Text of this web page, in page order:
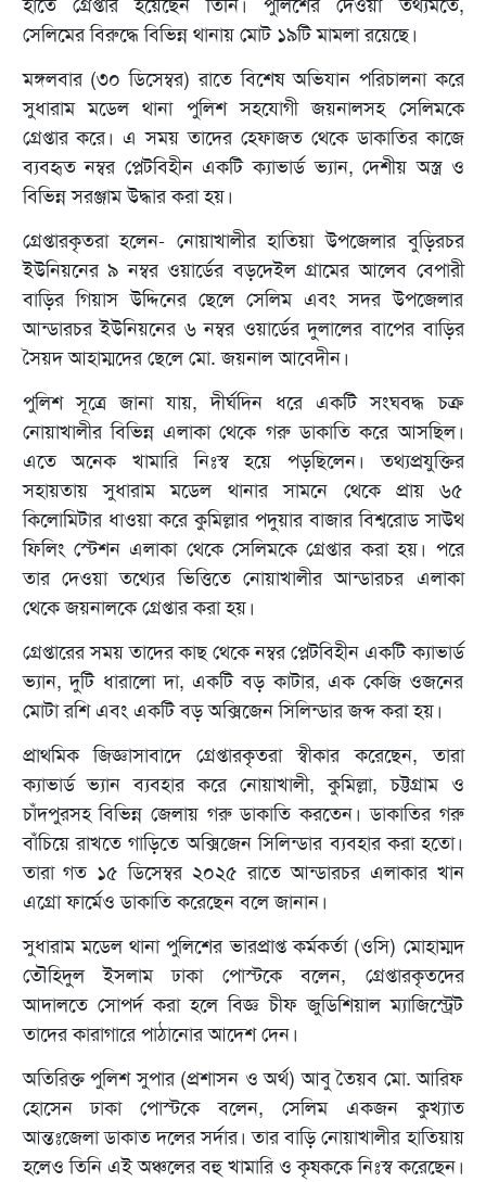
হাতে গ্রেপ্তার হয়েছেন তিনি। পুলিশের দেওয়া তথ্যমতে,
সেলিমের বিরুদ্ধে বিভিন্ন থানায় মোট ১৯টি মামলা রয়েছে।
মঙ্গলবার (৩০ ডিসেম্বর) রাতে বিশেষ অভিযান পরিচালনা করে
সুধারাম মডেল থানা পুলিশ সহযোগী জয়নালসহ সেলিমকে
গ্রেপ্তার করে। এ সময় তাদের হেফাজত থেকে ডাকাতির কাজে
ব্যবহৃত নম্বর প্লেটবিহীন একটি ক্যাভার্ড ভ্যান, দেশীয় অস্ত্র ও
বিভিন্ন সরঞ্জাম উদ্ধার করা হয়।
গ্রেপ্তারকৃতরা হলেন- নোয়াখালীর হাতিয়া উপজেলার বুড়িরচর
ইউনিয়নের ৯ নম্বর ওয়ার্ডের বড়দেইল গ্রামের আলেব বেপারী
বাড়ির গিয়াস উদ্দিনের ছেলে সেলিম এবং সদর উপজেলার
আন্ডারচর ইউনিয়নের ৬ নম্বর ওয়ার্ডের দুলালের বাপের বাড়ির
সৈয়দ আহাম্মদের ছেলে মো. জয়নাল আবেদীন।
পুলিশ সূত্রে জানা যায়, দীর্ঘদিন ধরে একটি সংঘবদ্ধ চক্র
নোয়াখালীর বিভিন্ন এলাকা থেকে গরু ডাকাতি করে আসছিল।
এতে অনেক খামারি নিঃস্ব হয়ে পড়ছিলেন। তথ্যপ্রযুক্তির
সহায়তায় সুধারাম মডেল থানার সামনে থেকে প্রায় ৬৫
কিলোমিটার ধাওয়া করে কুমিল্লার পদুয়ার বাজার বিশ্বরোড সাউথ
ফিলিং স্টেশন এলাকা থেকে সেলিমকে গ্রেপ্তার করা হয়। পরে
তার দেওয়া তথ্যের ভিত্তিতে নোয়াখালীর আন্ডারচর এলাকা
থেকে জয়নালকে গ্রেপ্তার করা হয়।
গ্রেপ্তারের সময় তাদের কাছ থেকে নম্বর প্লেটবিহীন একটি ক্যাভার্ড
ভ্যান, দুটি ধারালো দা, একটি বড় কাটার, এক কেজি ওজনের
মোটা রশি এবং একটি বড় অক্সিজেন সিলিন্ডার জব্দ করা হয়।
প্রাথমিক জিজ্ঞাসাবাদে গ্রেপ্তারকৃতরা স্বীকার করেছেন, তারা
ক্যাভার্ড ভ্যান ব্যবহার করে নোয়াখালী, কুমিল্লা, চট্টগ্রাম ও
চাঁদপুরসহ বিভিন্ন জেলায় গরু ডাকাতি করতেন। ডাকাতির গরু
বাঁচিয়ে রাখতে গাড়িতে অক্সিজেন সিলিন্ডার ব্যবহার করা হতো।
তারা গত ১৫ ডিসেম্বর ২০২৫ রাতে আন্ডারচর এলাকার খান
এগ্রো ফার্মেও ডাকাতি করেছেন বলে জানান।
সুধারাম মডেল থানা পুলিশের ভারপ্রাপ্ত কর্মকর্তা (ওসি) মোহাম্মদ
তৌহিদুল ইসলাম ঢাকা পোস্টকে বলেন, গ্রেপ্তারকৃতদের
আদালতে সোপর্দ করা হলে বিজ্ঞ চীফ জুডিশিয়াল ম্যাজিস্ট্রেট
তাদের কারাগারে পাঠানোর আদেশ দেন।
অতিরিক্ত পুলিশ সুপার (প্রশাসন ও অর্থ) আবু তৈয়ব মো. আরিফ
হোসেন ঢাকা পোস্টকে বলেন, সেলিম একজন কুখ্যাত
আন্তঃজেলা ডাকাত দলের সর্দার। তার বাড়ি নোয়াখালীর হাতিয়ায়
হলেও তিনি এই অঞ্চলের বহু খামারি ও কৃষককে নিঃস্ব করেছেন।